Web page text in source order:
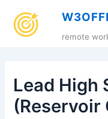
remote
Lead High
(Reservoir